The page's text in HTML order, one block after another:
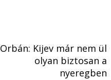
Orbán: Kijev már nem ül
olyan biztosan a
nyeregben